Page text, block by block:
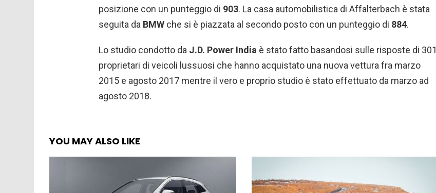
posizione con un punteggio di 903. La casa automobilistica di Affalterbach è stata
seguita da BMW che si è piazzata al secondo posto con un punteggio di 884.
Lo studio condotto da J.D. Power India è stato fatto basandosi sulle risposte di 301
proprietari di veicoli lussuosi che hanno acquistato una nuova vettura fra marzo
2015 e agosto 2017 mentre il vero e proprio studio è stato effettuato da marzo ad
agosto 2018.
YOU MAY ALSO LIKE